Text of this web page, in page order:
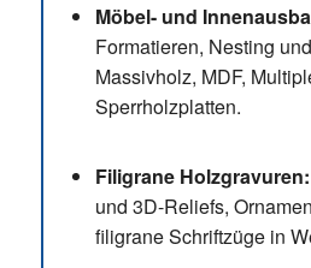
Möbel- und
Formatieren, Nesting
Massivholz, MDF,
Sperrholzplatten.
Filigrane Holzgravuren:
und 3D-Reliefs,
filigrane Schriftzüge in